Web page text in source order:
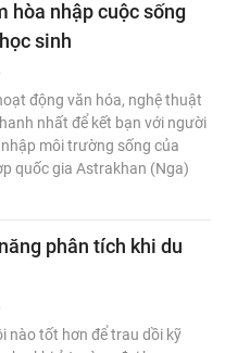
hòa nhập cuộc sống
sinh
động văn hóa, nghệ thuật
nhất để kết bạn với người
môi trường sống của
quốc gia Astrakhan (Nga)
phân tích khi du
nào tốt hơn để trau dồi kỹ